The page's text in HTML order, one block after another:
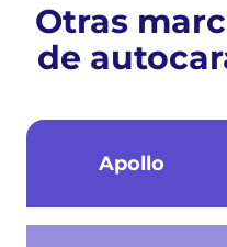
Otras
de
Apollo